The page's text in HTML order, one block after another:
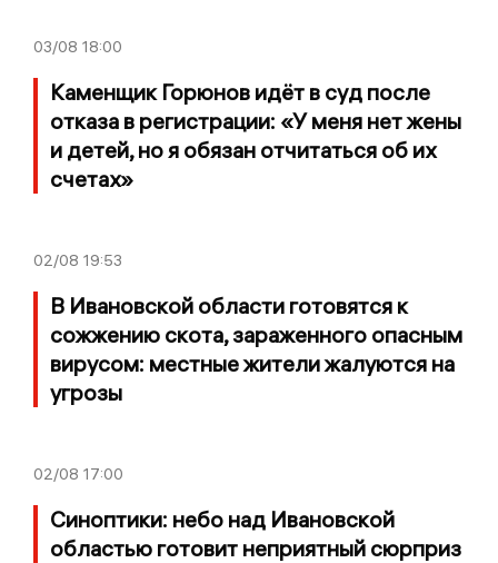
03/08 18:00
Каменщик Горюнов идёт в суд после
отказа в регистрации: «У меня нет жены
и детей, но я обязан отчитаться об их
счетах»
02/08 19:53
В Ивановской области готовятся к
сожжению скота, зараженного опасным
вирусом: местные жители жалуются на
угрозы
02/08 17:00
Синоптики: небо над Ивановской
областью готовит неприятный сюрприз